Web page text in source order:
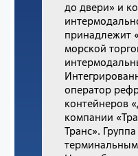
до двери» и
принадлежит
морской
оператор
контейнеров
компании
Транс».